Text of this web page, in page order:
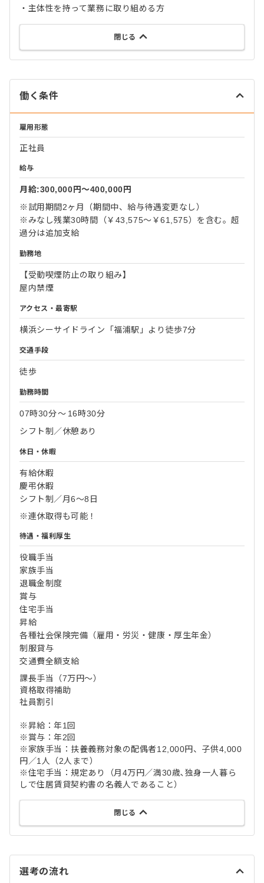
・主体性を持って業務に取り組める方
閉じる
働く条件
雇用形態
正社員
給与
月給:300,000円〜400,000円
※試用期間2ヶ月（期間中、給与待遇変更なし）
※みなし残業30時間（￥43,575～￥61,575）を含む。超
過分は追加支給
勤務地
【受動喫煙防止の取り組み】
屋内禁煙
アクセス・最寄駅
横浜シーサイドライン「福浦駅」より徒歩7分
交通手段
徒歩
勤務時間
07時30分〜 16時30分
シフト制／休憩あり
休日・休暇
有給休暇
慶弔休暇
シフト制／月6～8日
※連休取得も可能！
待遇・福利厚生
役職手当
家族手当
退職金制度
賞与
住宅手当
昇給
各種社会保険完備（雇用・労災・健康・厚生年金）
制服貸与
交通費全額支給
課長手当（7万円～）
資格取得補助
社員割引
※昇給：年1回
※賞与：年2回
※家族手当：扶養義務対象の配偶者12,000円、子供4,000
円／1人（2人まで）
※住宅手当：規定あり（月4万円／満30歳､独身一人暮ら
しで住居賃貸契約書の名義人であること）
閉じる
選考の流れ